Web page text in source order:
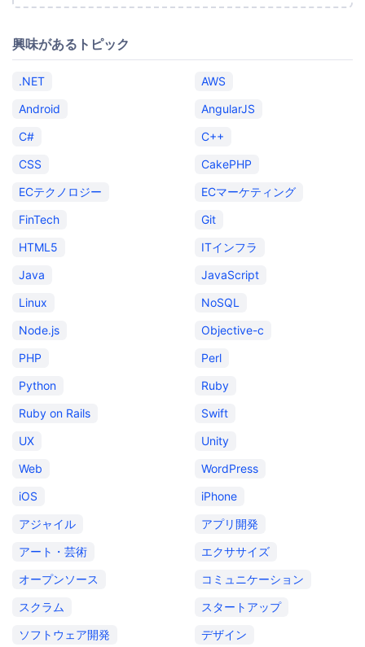
興味があるトピック
.NET
AWS
Android
AngularJS
C#
C++
CSS
CakePHP
ECテクノロジー
ECマーケティング
FinTech
Git
HTML5
ITインフラ
Java
JavaScript
Linux
NoSQL
Node.js
Objective-c
PHP
Perl
Python
Ruby
Ruby on Rails
Swift
UX
Unity
Web
WordPress
iOS
iPhone
アジャイル
アプリ開発
アート・芸術
エクササイズ
オープンソース
コミュニケーション
スクラム
スタートアップ
ソフトウェア開発
デザイン